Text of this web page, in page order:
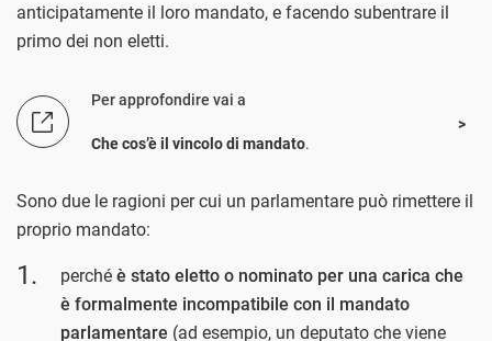
anticipatamente il loro mandato, e facendo subentrare il
primo dei non eletti.
Per approfondire vai a
Che cos’è il vincolo di mandato.
Sono due le ragioni per cui un parlamentare può rimettere il
proprio mandato:
perché è stato eletto o nominato per una carica che
è formalmente incompatibile con il mandato
parlamentare (ad esempio, un deputato che viene